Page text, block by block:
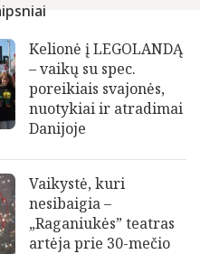
Kelionė į LEGOLANDĄ
– vaikų su spec.
poreikiais svajonės,
nuotykiai ir atradimai
Danijoje
Vaikystė, kuri
nesibaigia –
„Raganiukės” teatras
artėja prie 30-mečio